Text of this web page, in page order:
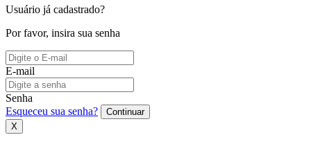
Usuário já cadastrado?
Por favor, insira sua senha
E-mail
Senha
Esqueceu sua senha?
Continuar
X